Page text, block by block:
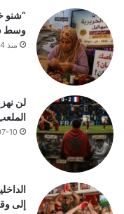
“شنو
وسط
منذ 4 أسابيع
لن
10
إلى